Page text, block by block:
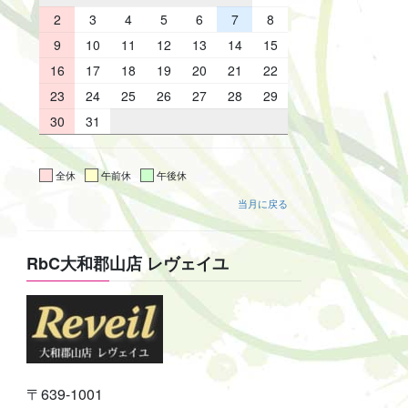
2
3 4 5 6 7
8
9
10 11 12 13 14
15
16
17 18 19 20 21
22
23
24 25 26 27 28
29
30
31
全休 午前休
午後休
当月に戻る
RbC大和郡山店 レヴェイユ
〒639-1001